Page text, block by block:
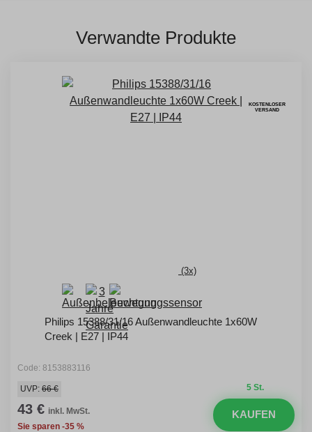
Verwandte Produkte
KOSTENLOSER
VERSAND
(3x)
Philips 15388/31/16 Außenwandleuchte 1x60W
Creek | E27 | IP44
Code: 8153883116
5 St.
UVP: 66 €
43 € inkl. MwSt.
Sie sparen -35 %
KAUFEN